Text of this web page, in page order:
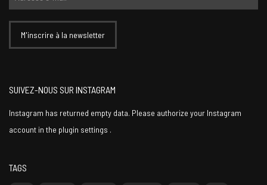
SUIVEZ-NOUS SUR INSTAGRAM
Instagram has returned empty data. Please authorize your Instagram
account in the plugin settings .
TAGS